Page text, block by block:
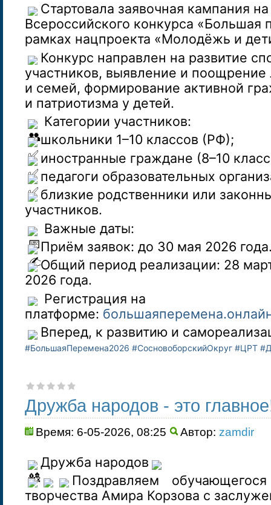
Стартовала заявочная кампания
Всероссийского конкурса «Большая
рамках нацпроекта «Молодёжь и
Конкурс направлен на развитие
участников, выявление и поощрение
и семей, формирование активной
и патриотизма у детей.
Категории участников:
школьники 1–10 классов (РФ);
иностранные граждане (8–10
педагоги образовательных
близкие родственники или
участников.
Важные даты:
Приём заявок: до 30 мая 2026
Общий период реализации: 28
2026 года.
Регистрация на
платформе:
Вперед, к развитию и
#БольшаяПеремена2026 #СосновоборскийОкруг #ЦРТ
Дружба народов - это
Время: 6-05-2026, 08:25 Автор: zamdir
Дружба народов
Поздравляем
творчества Амира Корзова с